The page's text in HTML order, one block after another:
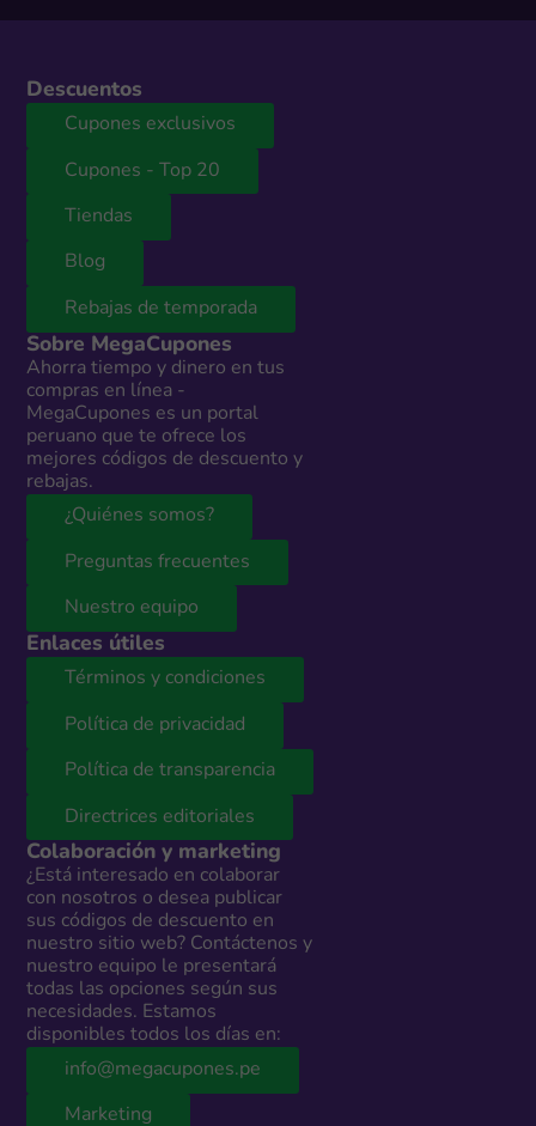
Descuentos
Cupones exclusivos
Cupones - Top 20
Tiendas
Blog
Rebajas de temporada
Sobre MegaCupones
Ahorra tiempo y dinero en tus
compras en línea -
MegaCupones es un portal
peruano que te ofrece los
mejores códigos de descuento y
rebajas.
¿Quiénes somos?
Preguntas frecuentes
Nuestro equipo
Enlaces útiles
Términos y condiciones
Política de privacidad
Política de transparencia
Directrices editoriales
Colaboración y marketing
¿Está interesado en colaborar
con nosotros o desea publicar
sus códigos de descuento en
nuestro sitio web? Contáctenos y
nuestro equipo le presentará
todas las opciones según sus
necesidades. Estamos
disponibles todos los días en:
info@megacupones.pe
Marketing